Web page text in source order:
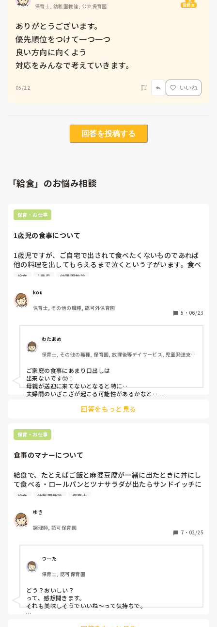
保育士, 幼稚園教諭, 公立保育園 質問主
ありがとうございます。
優先順位をつけて一つ一つ
良い方向に向くよう
対応をみんなで考えていきます。
05/22 いいね
回答を投稿する
「給食」のお悩み相談
保育・お仕事
1歳児の食事について
1歳児ですが、ご自宅で出されて食べたくないものであれば
他の料理を出してもらえるまで泣くという子がいます。食べ
るのは大好きですが、好き嫌いや気分があるみたいです。
を出す、などです。（他の日だとカレーも普通に食べるとの
こと。）
あとはご家族が食事されているとその子が欲しがるので別々
園では上記のような食べ渋りはありません。
野菜が嫌いなので、見えると食べませんが、他のご飯で隠し
てあげると普通に食べれたりします。（味は問題ないので野
菜と認識しなければOK）
園児は小児肥満を医師から指摘されていて、体重は気にはさ
れているようですが、園に補食の追加としてフルーツを持っ
ょうか。
共食はしてもらえたらとは思うのですが、送迎は殆ど父親で
んでいます。
みなさんどのような印象を受けますか？忌憚なきご意見いた
だけたら嬉しいです。
給食 1歳児 幼稚園教諭
kou
保育士, その他の職種, 認可外保育園
5 ・ 06/23
わたあめ
保育士, その他の職種, 保育園, 放課後等デイサービス, 児童発達支援
ご家庭の食事にあまり口出しは
出来ないです🥺！
母親が送迎に来てないとなると特に‥
夫婦間のいざこざが起こる可能性があるかなと‥
トラブルになりそうです🥺 回答をもっと見る
保育・お仕事
食事のマナーについて
給食で、たとえばご飯と麻婆豆腐が一緒に出たときに丼にし
て食べる・ロールパンとツナサラダが出たらサンドイッチに
して食べるなど、本来別々で出された料理を合体させる食べ
番と思うのですが、皆さん、子どもがそういう食べ方をして
いたらどのように指導されますか？
給食 幼稚園教諭 保育士
ゆき
調理師, 認可保育園
7 ・ 02/25
つーた
保育士, 認可保育園
どう？おいしい？
って、感想聞きます。
それも美味しそうでいいね〜って気持ちで。